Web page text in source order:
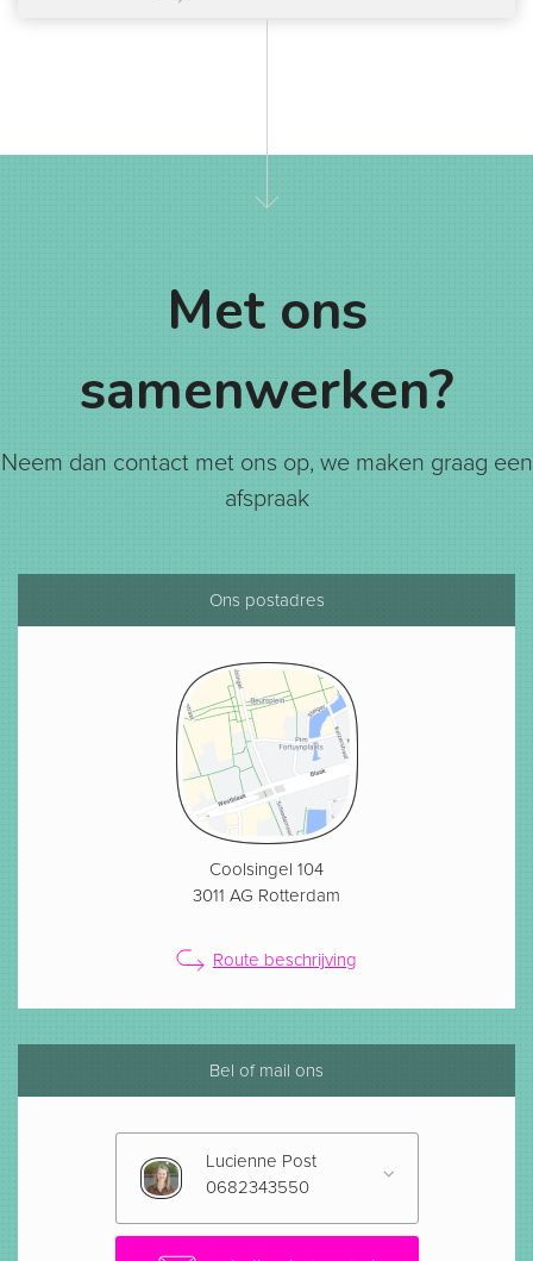
Met ons
samenwerken?
Neem dan contact met ons op, we maken graag een
afspraak
Ons postadres
Coolsingel 104
3011 AG Rotterdam
Route beschrijving
Bel of mail ons
Lucienne Post
0682343550